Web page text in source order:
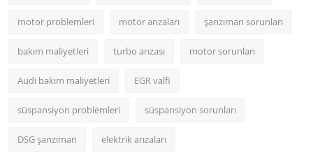
motor problemleri motor arızaları şanzıman sorunları
bakım maliyetleri turbo arızası motor sorunları
Audi bakım maliyetleri EGR valfi
süspansiyon problemleri süspansiyon sorunları
DSG şanzıman elektrik arızaları